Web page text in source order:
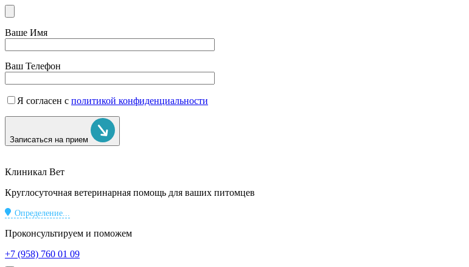
Ваше Имя
Ваш Телефон
Я согласен с политикой конфиденциальности
Записаться на прием
Клиникал Вет
Круглосуточная ветеринарная помощь для ваших питомцев
Определение...
Проконсультируем и поможем
+7 (958) 760 01 09